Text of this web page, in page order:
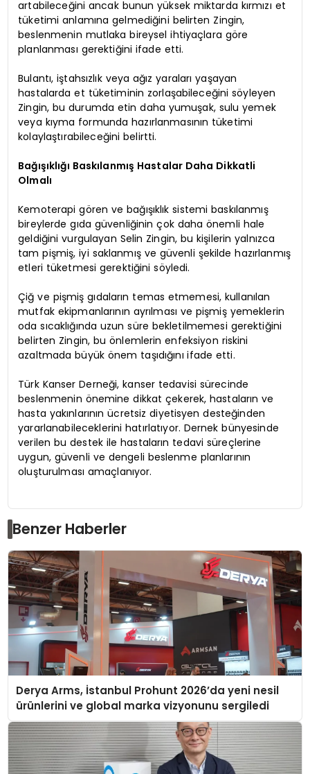
artabileceğini ancak bunun yüksek miktarda kırmızı et
tüketimi anlamına gelmediğini belirten Zingin,
beslenmenin mutlaka bireysel ihtiyaçlara göre
planlanması gerektiğini ifade etti.
Bulantı, iştahsızlık veya ağız yaraları yaşayan
hastalarda et tüketiminin zorlaşabileceğini söyleyen
Zingin, bu durumda etin daha yumuşak, sulu yemek
veya kıyma formunda hazırlanmasının tüketimi
kolaylaştırabileceğini belirtti.
Bağışıklığı Baskılanmış Hastalar Daha Dikkatli
Olmalı
Kemoterapi gören ve bağışıklık sistemi baskılanmış
bireylerde gıda güvenliğinin çok daha önemli hale
geldiğini vurgulayan Selin Zingin, bu kişilerin yalnızca
tam pişmiş, iyi saklanmış ve güvenli şekilde hazırlanmış
etleri tüketmesi gerektiğini söyledi.
Çiğ ve pişmiş gıdaların temas etmemesi, kullanılan
mutfak ekipmanlarının ayrılması ve pişmiş yemeklerin
oda sıcaklığında uzun süre bekletilmemesi gerektiğini
belirten Zingin, bu önlemlerin enfeksiyon riskini
azaltmada büyük önem taşıdığını ifade etti.
Türk Kanser Derneği, kanser tedavisi sürecinde
beslenmenin önemine dikkat çekerek, hastaların ve
hasta yakınlarının ücretsiz diyetisyen desteğinden
yararlanabileceklerini hatırlatıyor. Dernek bünyesinde
verilen bu destek ile hastaların tedavi süreçlerine
uygun, güvenli ve dengeli beslenme planlarının
oluşturulması amaçlanıyor.
Benzer Haberler
Derya Arms, İstanbul Prohunt 2026’da yeni nesil
ürünlerini ve global marka vizyonunu sergiledi